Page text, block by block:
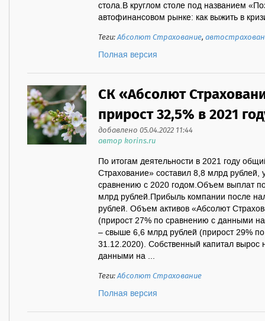
стола.В круглом столе под названием
автофинансовом рынке: как выжить в
Теги:Абсолют Страхование,
Полная версия
СК «Абсолют
прирост 32,5% в 2021
добавлено 05.04.2022 11:44
автор korins.ru
По итогам деятельности в 2021 году
Страхование» составил 8,8 млрд рублей,
сравнению с 2020 годом.Объем выплат
млрд рублей.Прибыль компании после
рублей. Объем активов «Абсолют
(прирост 27% по сравнению с данными
– свыше 6,6 млрд рублей (прирост 29%
31.12.2020). Собственный капитал вырос
данными на ...
Теги:Абсолют Страхование
Полная версия